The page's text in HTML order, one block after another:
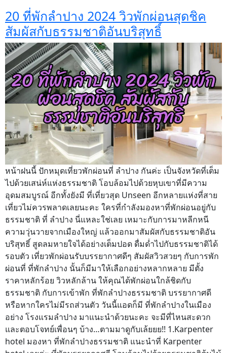
20 ที่พักลำปาง 2024 วิวพักผ่อนสุดชิค
สัมผัสกับธรรมชาติอันบริสุทธิ์
หน้าฝนนี้ ปักหมุดเที่ยวพักผ่อนที่ ลำปาง กันค่ะ เป็นจังหวัดที่เต็ม
ไปด้วยเสน่ห์แห่งธรรมชาติ โอบล้อมไปด้วยหุบเขาที่มีความ
อุดมสมบูรณ์ อีกทั้งยังมี ที่เที่ยวสุด Unseen อีกหลายแห่งที่สาย
เที่ยวไม่ควรพลาดเลยนะคะ ใครที่กำลังมองหาที่พักผ่อนอยู่กับ
ธรรมชาติ ที่ ลำปาง นี่แหละใช่เลย เหมาะกับการมาหลีกหนี
ความวุ่นวายจากเมืองใหญ่ แล้วออกมาสัมผัสกับธรรมชาติอัน
บริสุทธิ์ สูดลมหายใจได้อย่างเต็มปอด ดื่มด่ำไปกับธรรมชาติได้
รอบตัว เที่ยวพักผ่อนรับบรรยากาศดีๆ สัมผัสวิวสวยๆ กับการพัก
ผ่อนที่ ที่พักลำปาง นั้นก็มีมาให้เลือกอย่างหลากหลาย มีตั้ง
ราคาหลักร้อย วิวหลักล้าน ให้คุณได้พักผ่อนใกล้ชิดกับ
ธรรมชาติ กับการเข้าพัก ที่พักลำปางธรรมชาติ บรรยากาศดี
หรือหากใครไม่มีรถส่วนตัว วันนี้แอดก็มี ที่พักลำปางในเมือง
อย่าง โรงแรมลำปาง มาแนะนำด้วยนะคะ จะมีที่ไหนสะดวก
และตอบโจทย์เพื่อนๆ บ้าง…ตามมาดูกับเล้ยยย!! 1.Karpenter
hotel มองหา ที่พักลําปางธรรมชาติ แนะนำที่ Karpenter